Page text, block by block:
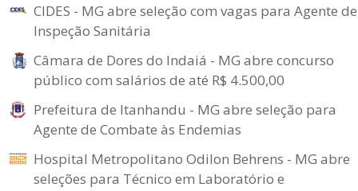
CIDES - MG abre seleção com vagas para Agente de
Inspeção Sanitária
Câmara de Dores do Indaiá - MG abre concurso
público com salários de até R$ 4.500,00
Prefeitura de Itanhandu - MG abre seleção para
Agente de Combate às Endemias
Hospital Metropolitano Odilon Behrens - MG abre
seleções para Técnico em Laboratório e